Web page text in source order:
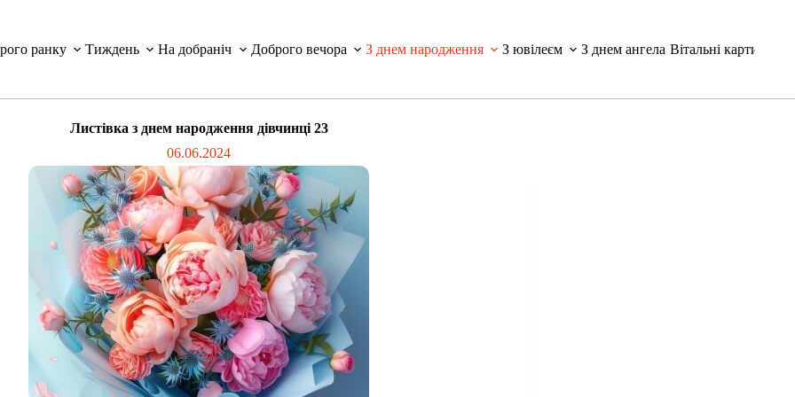
ранку Тиждень На добраніч Доброго вечора З днем народження З ювілеєм З днем ангела Вітальні картинки і
Листівка з днем народження дівчинці 23
06.06.2024